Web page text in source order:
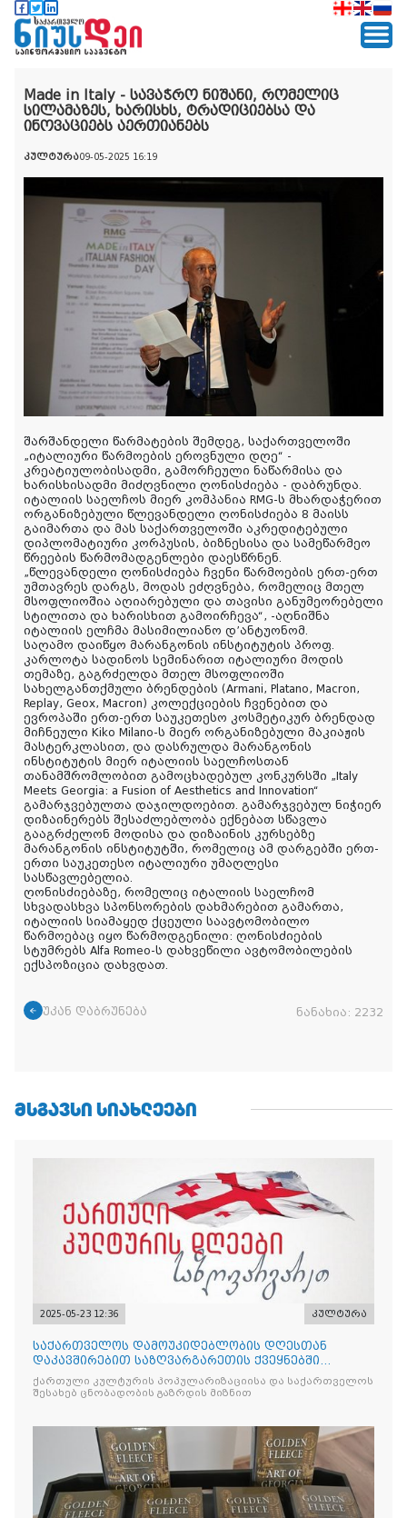
Made in Italy - სავაჭრო ნიშანი, რომელიც
სილამაზეს, ხარისხს, ტრადიციებსა და
ინოვაციებს აერთიანებს
კულტურა09-05-2025 16:19
შარშანდელი წარმატების შემდეგ, საქართველოში
„იტალიური წარმოების ეროვნული დღე“ -
კრეატიულობისადმი, გამორჩეული ნაწარმისა და
ხარისხისადმი მიძღვნილი ღონისძიება - დაბრუნდა.
იტალიის საელჩოს მიერ კომპანია RMG-ს მხარდაჭერით
ორგანიზებული წლევანდელი ღონისძიება 8 მაისს
გაიმართა და მას საქართველოში აკრედიტებული
დიპლომატიური კორპუსის, ბიზნესისა და სამეწარმეო
წრეების წარმომადგენლები დაესწრნენ.
„წლევანდელი ღონისძიება ჩვენი წარმოების ერთ-ერთ
უმთავრეს დარგს, მოდას ეძღვნება, რომელიც მთელ
მსოფლიოშია აღიარებული და თავისი განუმეორებელი
სტილითა და ხარისხით გამოირჩევა“, -აღნიშნა
იტალიის ელჩმა მასიმილიანო დ’ანტუონომ.
საღამო დაიწყო მარანგონის ინსტიტუტის პროფ.
კარლოტა სადინოს სემინარით იტალიური მოდის
თემაზე, გაგრძელდა მთელ მსოფლიოში
სახელგანთქმული ბრენდების (Armani, Platano, Macron,
Replay, Geox, Macron) კოლექციების ჩვენებით და
ევროპაში ერთ-ერთ საუკეთესო კოსმეტიკურ ბრენდად
მიჩნეული Kiko Milano-ს მიერ ორგანიზებული მაკიაჟის
მასტერკლასით, და დასრულდა მარანგონის
ინსტიტუტის მიერ იტალიის საელჩოსთან
თანამშრომლობით გამოცხადებულ კონკურსში „Italy
Meets Georgia: a Fusion of Aesthetics and Innovation“
გამარჯვებულთა დაჯილდოებით. გამარჯვებულ ნიჭიერ
დიზაინერებს შესაძლებლობა ექნებათ სწავლა
გააგრძელონ მოდისა და დიზაინის კურსებზე
მარანგონის ინსტიტუტში, რომელიც ამ დარგებში ერთ-
ერთი საუკეთესო იტალიური უმაღლესი
სასწავლებელია.
ღონისძიებაზე, რომელიც იტალიის საელჩომ
სხვადასხვა სპონსორების დახმარებით გამართა,
იტალიის სიამაყედ ქცეული საავტომობილო
წარმოებაც იყო წარმოდგენილი: ღონისძიების
სტუმრებს Alfa Romeo-ს დახვეწილი ავტომობილების
ექსპოზიცია დახვდათ.
უკან დაბრუნება ნანახია: 2232
ᲛᲡᲒᲐᲕᲡᲘ ᲡᲘᲐᲮᲚᲔᲔᲑᲘ
2025-05-23 12:36 კულტურა
საქართველოს დამოუკიდებლობის დღესთან
დაკავშირებით საზღვარგარეთის ქვეყნებში
ქართული კულტურის დღეები აღ
ქართული კულტურის პოპულარიზაციისა და საქართველოს
შესახებ ცნობადობის გაზრდის მიზნით